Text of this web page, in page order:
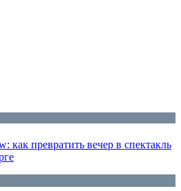
как превратить вечер в спектакль